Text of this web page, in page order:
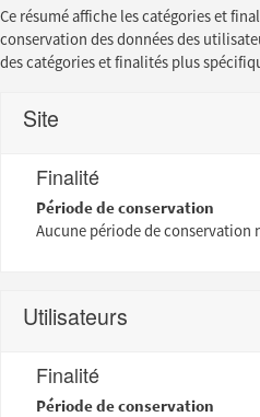
Ce résumé affiche les catégories et
conservation des données des
des catégories et finalités plus
Site
Finalité
Période de conservation
Aucune période de conservation
Utilisateurs
Finalité
Période de conservation